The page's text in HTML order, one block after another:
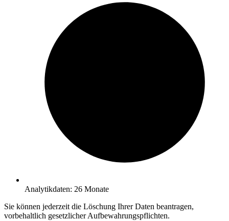
Analytikdaten: 26 Monate
Sie können jederzeit die Löschung Ihrer Daten beantragen,
vorbehaltlich gesetzlicher Aufbewahrungspflichten.